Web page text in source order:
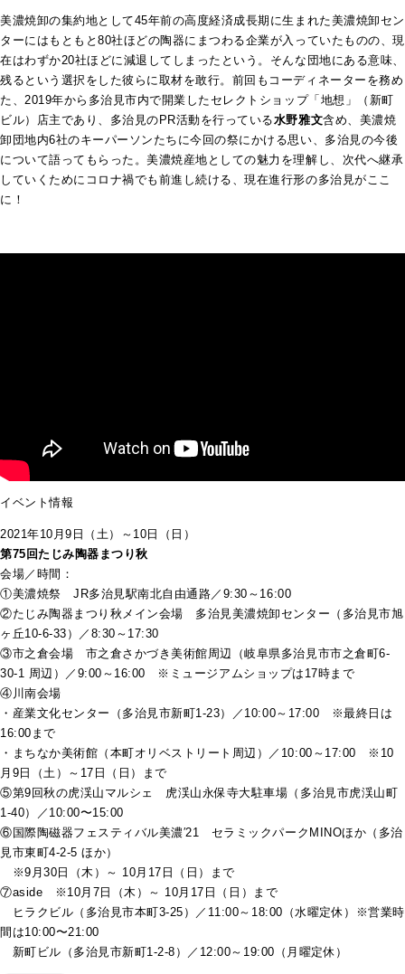
美濃焼卸の集約地として45年前の高度経済成長期に生まれた美濃焼卸セン
ターにはもともと80社ほどの陶器にまつわる企業が入っていたものの、現
在はわずか20社ほどに減退してしまったという。そんな団地にある意味、
残るという選択をした彼らに取材を敢行。前回もコーディネーターを務め
た、2019年から多治見市内で開業したセレクトショップ「地想」（新町
ビル）店主であり、多治見のPR活動を行っている水野雅文含め、美濃焼
卸団地内6社のキーパーソンたちに今回の祭にかける思い、多治見の今後
について語ってもらった。美濃焼産地としての魅力を理解し、次代へ継承
していくためにコロナ禍でも前進し続ける、現在進行形の多治見がここ
に！
イベント情報
2021年10月9日（土）～10日（日）
第75回たじみ陶器まつり秋
会場／時間：
①美濃焼祭 JR多治見駅南北自由通路／9:30～16:00
②たじみ陶器まつり秋メイン会場 多治見美濃焼卸センター（多治見市旭
ヶ丘10-6-33）／8:30～17:30
③市之倉会場 市之倉さかづき美術館周辺（岐阜県多治見市市之倉町6-
30-1 周辺）／9:00～16:00 ※ミュージアムショップは17時まで
④川南会場
・産業文化センター（多治見市新町1‐23）／10:00～17:00 ※最終日は
16:00まで
・まちなか美術館（本町オリベストリート周辺）／10:00～17:00 ※10
月9日（土）～17日（日）まで
⑤第9回秋の虎渓山マルシェ 虎渓山永保寺大駐車場（多治見市虎渓山町
1-40）／10:00〜15:00
⑥国際陶磁器フェスティバル美濃′21 セラミックパークMINOほか（多治
見市東町4-2-5 ほか）
※9月30日（木）～ 10月17日（日）まで
⑦aside ※10月7日（木）～ 10月17日（日）まで
ヒラクビル（多治見市本町3-25）／11:00～18:00（水曜定休）※営業時
間は10:00〜21:00
新町ビル（多治見市新町1-2-8）／12:00～19:00（月曜定休）